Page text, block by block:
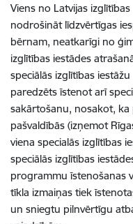
Viens no Latvijas
nodrošināt līdzvērtīgas
bērnam, neatkarīgi no
izglītības iestādes
speciālās izglītības
paredzēts īstenot arī
sakārtošanu, nosakot,
pašvaldībās (izņemot
viena specialās izglītības
speciālās izglītības
programmu īstenošanas
tīkla izmaiņas tiek
un sniegtu pilnvērtīgu